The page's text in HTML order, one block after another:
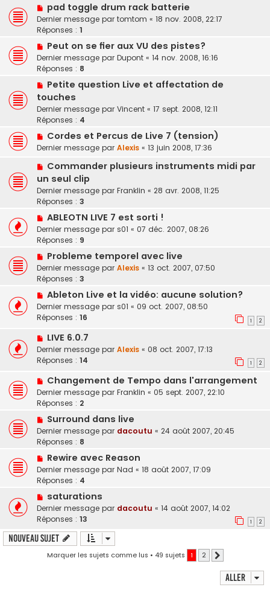
pad toggle drum rack batterie
Dernier message par tomtom « 18 nov. 2008, 22:17
Réponses : 1
Peut on se fier aux VU des pistes?
Dernier message par Dupont « 14 nov. 2008, 16:16
Réponses : 8
Petite question Live et affectation de
touches
Dernier message par Vincent « 17 sept. 2008, 12:11
Réponses : 4
Cordes et Percus de Live 7 (tension)
Dernier message par Alexis « 13 juin 2008, 17:36
Commander plusieurs instruments midi par
un seul clip
Dernier message par Franklin « 28 avr. 2008, 11:25
Réponses : 3
ABLEOTN LIVE 7 est sorti !
Dernier message par s01 « 07 déc. 2007, 08:26
Réponses : 9
Probleme temporel avec live
Dernier message par Alexis « 13 oct. 2007, 07:50
Réponses : 3
Ableton Live et la vidéo: aucune solution?
Dernier message par s01 « 09 oct. 2007, 08:50
Réponses : 16 1 2
LIVE 6.0.7
Dernier message par Alexis « 08 oct. 2007, 17:13
Réponses : 14 1 2
Changement de Tempo dans l'arrangement
Dernier message par Franklin « 05 sept. 2007, 22:10
Réponses : 2
Surround dans live
Dernier message par dacoutu « 24 août 2007, 20:45
Réponses : 8
Rewire avec Reason
Dernier message par Nad « 18 août 2007, 17:09
Réponses : 4
saturations
Dernier message par dacoutu « 14 août 2007, 14:02
Réponses : 13 1 2
Nouveau sujet
Marquer les sujets comme lus • 49 sujets 1 2
Aller